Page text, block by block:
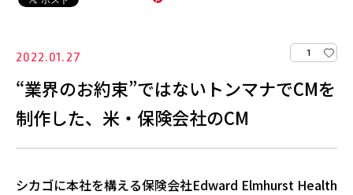
2022.01.27 1
“業界のお約束”ではないトンマナでCMを
制作した、米・保険会社のCM
シカゴに本社を構える保険会社Edward Elmhurst Health